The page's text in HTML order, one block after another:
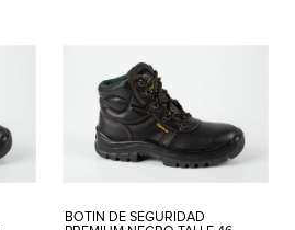
BOTIN DE SEGURIDAD